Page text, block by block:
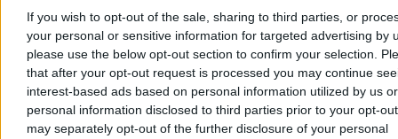
If you wish to opt-out of the sale, sharing to third parties, or
your personal or sensitive information for targeted advertising by
please use the below opt-out section to confirm your selection.
that after your opt-out request is processed you may continue
interest-based ads based on personal information utilized by us or
personal information disclosed to third parties prior to your opt-
may separately opt-out of the further disclosure of your personal
przygotowania
To jeden z najbardziej charakterystycznych znaków kończącego się
lata. Na polach i łąkach w całej Polsce można już obserwować
bocianie sejmiki, a eksperci nie mają wątpliwości – wielka migracja
do Afryki rozpocznie się wcześniej niż zwykle.